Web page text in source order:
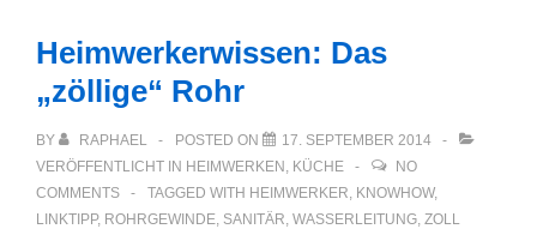
Heimwerkerwissen: Das
„zöllige“ Rohr
BY RAPHAEL POSTED ON
17. SEPTEMBER 2014
VERÖFFENTLICHT IN HEIMWERKEN , KÜCHE
NO
COMMENTS
TAGGED WITH HEIMWERKER, KNOWHOW,
LINKTIPP, ROHRGEWINDE, SANITÄR, WASSERLEITUNG, ZOLL